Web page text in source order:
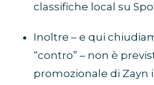
classifiche local su
Inoltre – e qui
“contro” – non è
promozionale di Zayn